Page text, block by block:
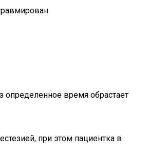
время обрастает
при этом пациентка в